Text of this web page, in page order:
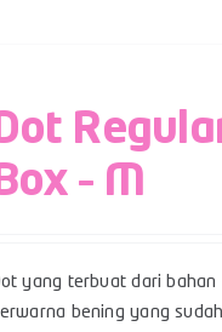
– M
yang terbuat dari bahan
bening yang